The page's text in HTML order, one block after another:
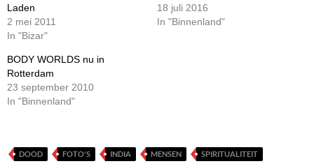
Laden
2 mei 2011
In "Bizar"
18 juli 2016
In "Binnenland"
BODY WORLDS nu in
Rotterdam
23 september 2010
In "Binnenland"
DOOD FOTO'S INDIA MENSEN SPIRITUALITEIT